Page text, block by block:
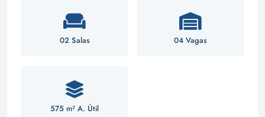
02 Salas 04 Vagas
575 m² A. Útil